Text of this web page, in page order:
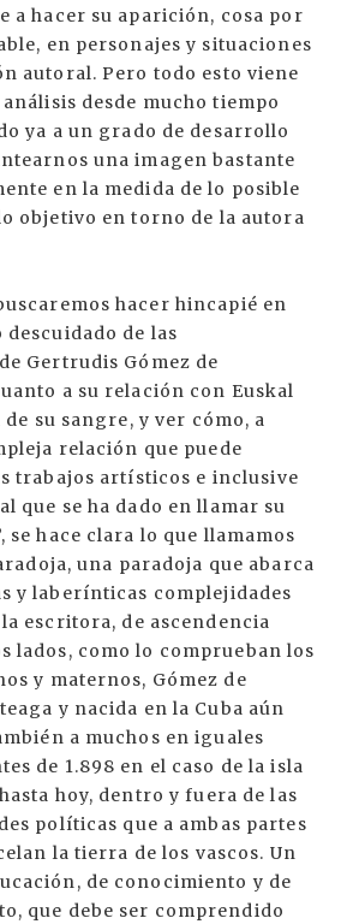
a hacer su aparición, cosa por
en personajes y situaciones
autoral. Pero todo esto viene
desde mucho tiempo
ya a un grado de desarrollo
una imagen bastante
en la medida de lo posible
objetivo en torno de la autora
hacer hincapié en
de las
Gertrudis Gómez de
a su relación con Euskal
su sangre, y ver cómo, a
relación que puede
trabajos artísticos e inclusive
que se ha dado en llamar su
se hace clara lo que llamamos
una paradoja que abarca
y laberínticas complejidades
escritora, de ascendencia
lados, como lo comprueban los
y maternos, Gómez de
y nacida en la Cuba aún
a muchos en iguales
de 1.898 en el caso de la isla
hoy, dentro y fuera de las
políticas que a ambas partes
la tierra de los vascos. Un
de conocimiento y de
que debe ser comprendido